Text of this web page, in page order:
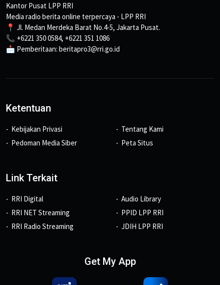
Kantor Pusat LPP RRI
Media radio berita online terpercaya - LPP RRI
📍 Jl. Medan Merdeka Barat No.4-5, Jakarta Pusat.
📞 +6221 350 0584, +6221 351 1086
📩 Pemberitaan: beritapro3@rri.go.id
Ketentuan
Kebijakan Privasi
Pedoman Media Siber
Tentang Kami
Peta Situs
Link Terkait
RRI Digital
RRI NET Streaming
RRI Radio Streaming
Audio Library
PPID LPP RRI
JDIH LPP RRI
Get My App